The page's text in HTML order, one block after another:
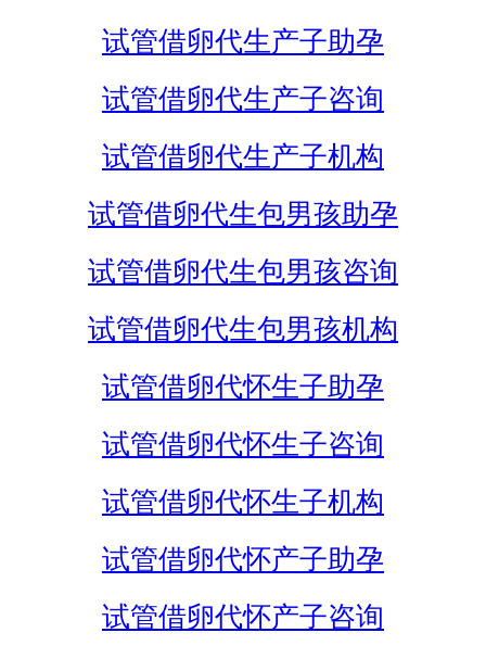
试管借卵代生产子助孕
试管借卵代生产子咨询
试管借卵代生产子机构
试管借卵代生包男孩助孕
试管借卵代生包男孩咨询
试管借卵代生包男孩机构
试管借卵代怀生子助孕
试管借卵代怀生子咨询
试管借卵代怀生子机构
试管借卵代怀产子助孕
试管借卵代怀产子咨询